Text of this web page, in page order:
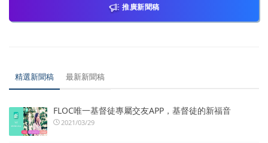
推廣新聞稿
精選新聞稿 最新新聞稿
FLOC唯一基督徒專屬交友APP，基督徒的新福音
2021/03/29